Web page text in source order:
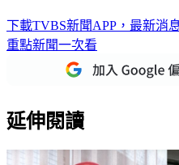
下載TVBS新聞APP，最新消
重點新聞一次看
延伸閱讀